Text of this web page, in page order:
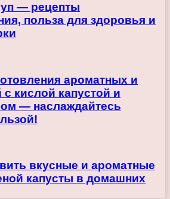
— рецепты
польза для здоровья и
ароматных и
кислой капустой и
— наслаждайтесь
вкусные и ароматные
капусты в домашних